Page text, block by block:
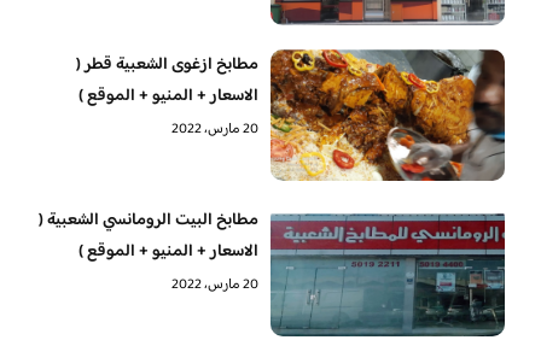
مطابخ ازغوى الشعبية قطر (
الاسعار + المنيو + الموقع )
20 مارس، 2022
مطابخ البيت الرومانسي الشعبية (
الاسعار + المنيو + الموقع )
20 مارس، 2022